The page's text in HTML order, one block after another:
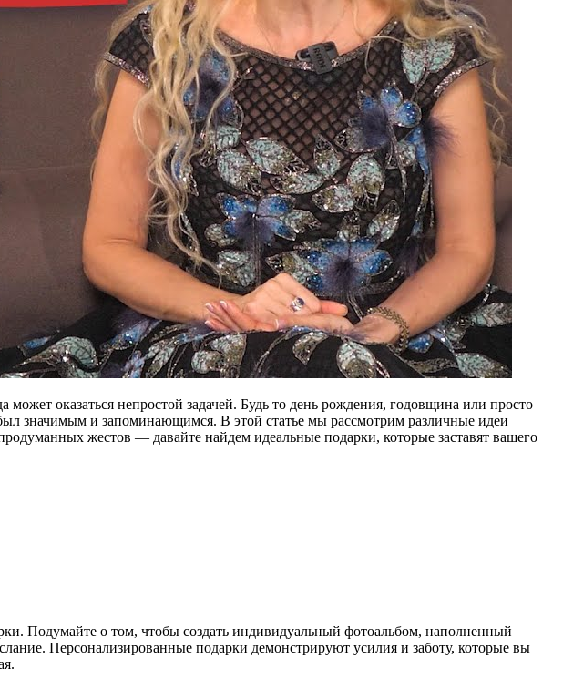
оказаться непростой задачей. Будь то день рождения, годовщина или просто
значимым и запоминающимся. В этой статье мы рассмотрим различные идеи
жестов — давайте найдем идеальные подарки, которые заставят вашего
Подумайте о том, чтобы создать индивидуальный фотоальбом, наполненный
Персонализированные подарки демонстрируют усилия и заботу, которые вы